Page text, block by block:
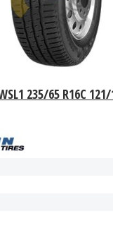
235/65 R16C 121/